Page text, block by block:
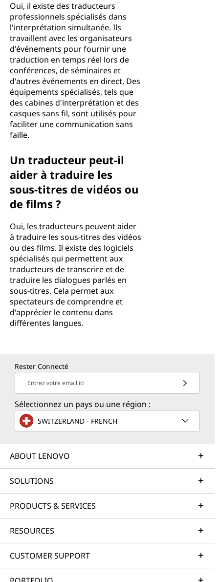
Oui, il existe des traducteurs
professionnels spécialisés dans
l'interprétation simultanée. Ils
travaillent avec les organisateurs
d'événements pour fournir une
traduction en temps réel lors de
conférences, de séminaires et
d'autres événements en direct. Des
équipements spécialisés, tels que
des cabines d'interprétation et des
casques sans fil, sont utilisés pour
faciliter une communication sans
faille.
Un traducteur peut-il
aider à traduire les
sous-titres de vidéos ou
de films ?
Oui, les traducteurs peuvent aider
à traduire les sous-titres des vidéos
ou des films. Il existe des logiciels
spécialisés qui permettent aux
traducteurs de transcrire et de
traduire les dialogues parlés en
sous-titres. Cela permet aux
spectateurs de comprendre et
d'apprécier le contenu dans
différentes langues.
Rester Connecté
Entrez votre email ici
Sélectionnez un pays ou une région :
SWITZERLAND - FRENCH
ABOUT LENOVO
SOLUTIONS
PRODUCTS & SERVICES
RESOURCES
CUSTOMER SUPPORT